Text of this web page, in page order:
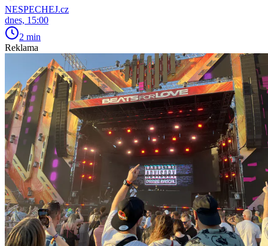
NESPECHEJ.cz
dnes, 15:00
2 min
Reklama